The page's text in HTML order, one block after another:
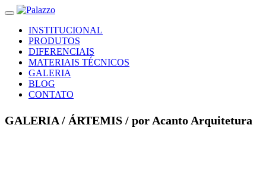
INSTITUCIONAL
PRODUTOS
DIFERENCIAIS
MATERIAIS TÉCNICOS
GALERIA
BLOG
CONTATO
GALERIA / ÁRTEMIS / por Acanto Arquitetura